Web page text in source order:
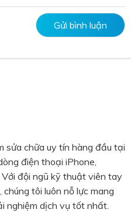
sửa chữa uy tín hàng đầu tại
điện thoại iPhone,
Với đội ngũ kỹ thuật viên tay
tôi luôn nỗ lực mang
nghiệm dịch vụ tốt nhất.